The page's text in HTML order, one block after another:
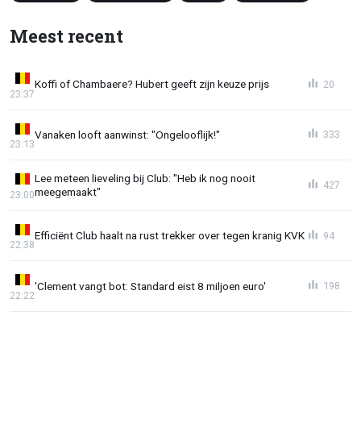
Meest recent
Koffi of Chambaere? Hubert geeft zijn keuze prijs
23:37
20
Vanaken looft aanwinst: "Ongelooflijk!"
23:13
333
Lee meteen lieveling bij Club: "Heb ik nog nooit
meegemaakt"
23:00
427
Efficiënt Club haalt na rust trekker over tegen kranig KVK
22:38
94
'Clement vangt bot: Standard eist 8 miljoen euro'
22:22
198